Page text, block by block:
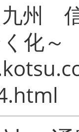
州 信
化～